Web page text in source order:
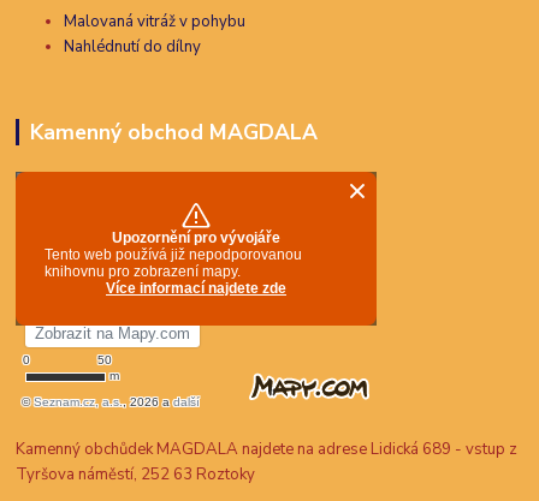
Malovaná vitráž v pohybu
Nahlédnutí do dílny
Kamenný obchod MAGDALA
Kamenný obchůdek MAGDALA najdete na adrese Lidická 689 - vstup z
Tyršova náměstí, 252 63 Roztoky